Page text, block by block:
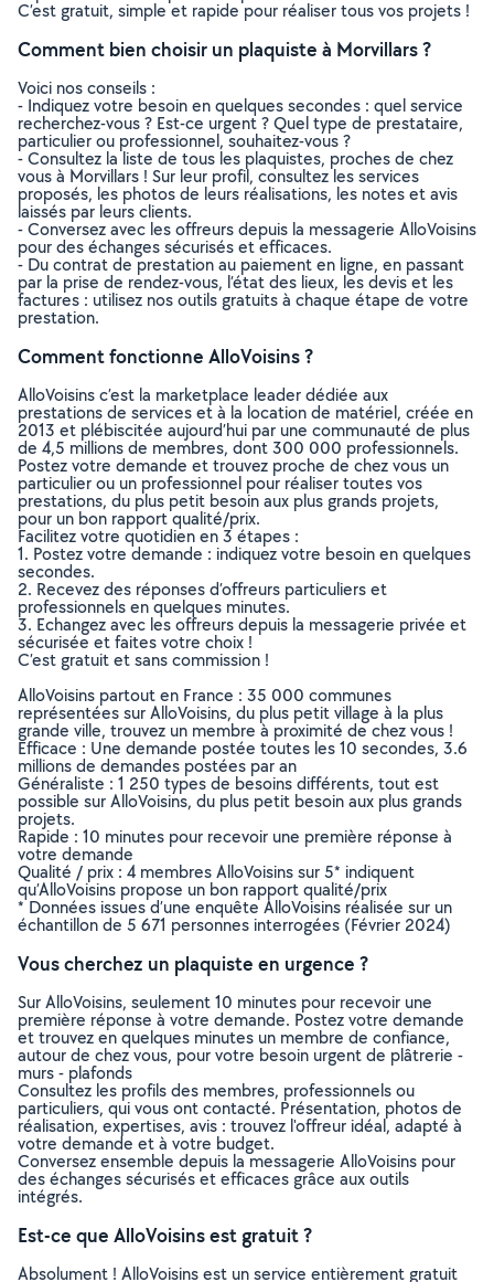
C’est gratuit, simple et rapide pour réaliser tous vos projets !
Comment bien choisir un plaquiste à Morvillars ?
Voici nos conseils :
- Indiquez votre besoin en quelques secondes : quel service
recherchez-vous ? Est-ce urgent ? Quel type de prestataire,
particulier ou professionnel, souhaitez-vous ?
- Consultez la liste de tous les plaquistes, proches de chez
vous à Morvillars ! Sur leur profil, consultez les services
proposés, les photos de leurs réalisations, les notes et avis
laissés par leurs clients.
- Conversez avec les offreurs depuis la messagerie AlloVoisins
pour des échanges sécurisés et efficaces.
- Du contrat de prestation au paiement en ligne, en passant
par la prise de rendez-vous, l’état des lieux, les devis et les
factures : utilisez nos outils gratuits à chaque étape de votre
prestation.
Comment fonctionne AlloVoisins ?
AlloVoisins c’est la marketplace leader dédiée aux
prestations de services et à la location de matériel, créée en
2013 et plébiscitée aujourd’hui par une communauté de plus
de 4,5 millions de membres, dont 300 000 professionnels.
Postez votre demande et trouvez proche de chez vous un
particulier ou un professionnel pour réaliser toutes vos
prestations, du plus petit besoin aux plus grands projets,
pour un bon rapport qualité/prix.
Facilitez votre quotidien en 3 étapes :
1. Postez votre demande : indiquez votre besoin en quelques
secondes.
2. Recevez des réponses d’offreurs particuliers et
professionnels en quelques minutes.
3. Echangez avec les offreurs depuis la messagerie privée et
sécurisée et faites votre choix !
C’est gratuit et sans commission !
AlloVoisins partout en France : 35 000 communes
représentées sur AlloVoisins, du plus petit village à la plus
grande ville, trouvez un membre à proximité de chez vous !
Efficace : Une demande postée toutes les 10 secondes, 3.6
millions de demandes postées par an
Généraliste : 1 250 types de besoins différents, tout est
possible sur AlloVoisins, du plus petit besoin aux plus grands
projets.
Rapide : 10 minutes pour recevoir une première réponse à
votre demande
Qualité / prix : 4 membres AlloVoisins sur 5* indiquent
qu’AlloVoisins propose un bon rapport qualité/prix
* Données issues d’une enquête AlloVoisins réalisée sur un
échantillon de 5 671 personnes interrogées (Février 2024)
Vous cherchez un plaquiste en urgence ?
Sur AlloVoisins, seulement 10 minutes pour recevoir une
première réponse à votre demande. Postez votre demande
et trouvez en quelques minutes un membre de confiance,
autour de chez vous, pour votre besoin urgent de plâtrerie -
murs - plafonds
Consultez les profils des membres, professionnels ou
particuliers, qui vous ont contacté. Présentation, photos de
réalisation, expertises, avis : trouvez l'offreur idéal, adapté à
votre demande et à votre budget.
Conversez ensemble depuis la messagerie AlloVoisins pour
des échanges sécurisés et efficaces grâce aux outils
intégrés.
Est-ce que AlloVoisins est gratuit ?
Absolument ! AlloVoisins est un service entièrement gratuit